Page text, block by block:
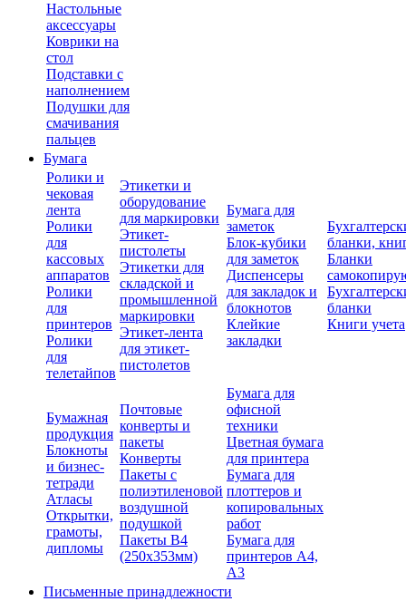
Настольные
аксессуары
Коврики на
стол
Подставки с
наполнением
Подушки для
смачивания
пальцев
Бумага
Ролики и
чековая
лента
Ролики
для
кассовых
аппаратов
Ролики
для
принтеров
Ролики
для
телетайпов
Этикетки и
оборудование
для маркировки
Этикет-
пистолеты
Этикетки для
складской и
промышленной
маркировки
Этикет-лента
для этикет-
пистолетов
Бумага для
заметок
Блок-кубики
для заметок
Диспенсеры
для закладок и
блокнотов
Клейкие
закладки
бланки,
Бланки
бланки
Книги учета
Бумажная
продукция
Блокноты
и бизнес-
тетради
Атласы
Открытки,
грамоты,
дипломы
Почтовые
конверты и
пакеты
Конверты
Пакеты с
полиэтиленовой
воздушной
подушкой
Пакеты В4
(250х353мм)
Бумага для
офисной
техники
Цветная бумага
для принтера
Бумага для
плоттеров и
копировальных
работ
Бумага для
принтеров А4,
А3
Письменные принадлежности